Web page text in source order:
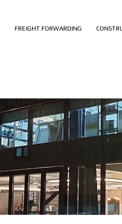
FREIGHT FORWARDING